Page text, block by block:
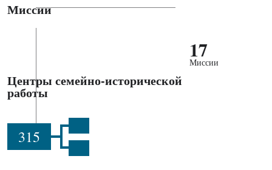
Миссии
17
Миссии
Центры семейно-исторической
работы
315